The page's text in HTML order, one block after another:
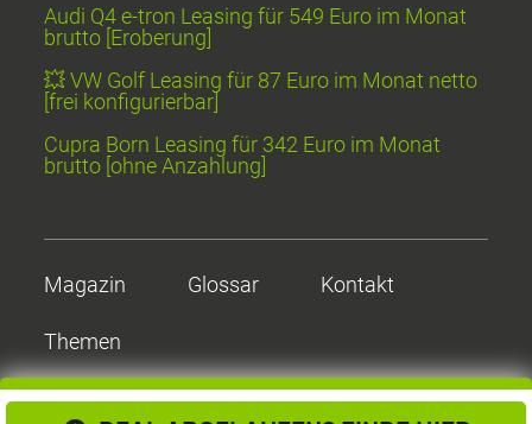
Audi Q4 e-tron Leasing für 549 Euro im Monat
brutto [Eroberung]
💥 VW Golf Leasing für 87 Euro im Monat netto
[frei konfigurierbar]
Cupra Born Leasing für 342 Euro im Monat
brutto [ohne Anzahlung]
Magazin Glossar Kontakt
Themen